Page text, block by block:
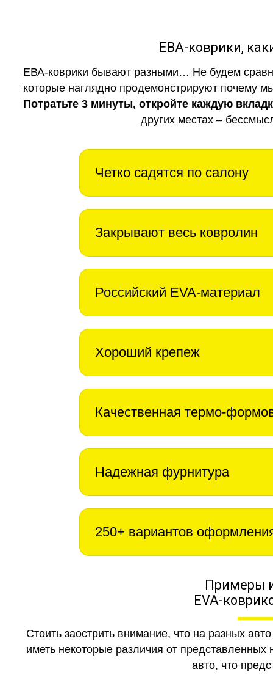
ЕВА-коврики,
ЕВА-коврики бывают разными… Не будем
которые наглядно продемонстрируют почему
Потратьте 3 минуты, откройте каждую
других местах –
Четко садятся по салону
Закрывают весь ковролин
Российский EVA-материал
Хороший крепеж
Качественная термо-
Надежная фурнитура
250+ вариантов
Примеры
EVA-
Стоить заострить внимание, что на разных
иметь некоторые различия от
авто, что